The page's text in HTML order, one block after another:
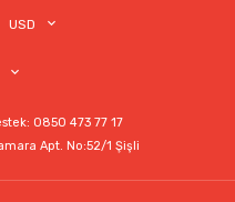
USD
0850 473 77 17
Apt. No:52/1 Şişli